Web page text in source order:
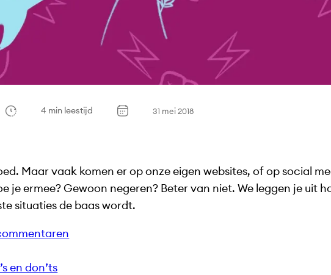
4 min leestijd 31 mei 2018
Maar vaak komen er op onze eigen websites, of op social
je ermee? Gewoon negeren? Beter van niet. We leggen je uit
situaties de baas wordt.
en don’ts